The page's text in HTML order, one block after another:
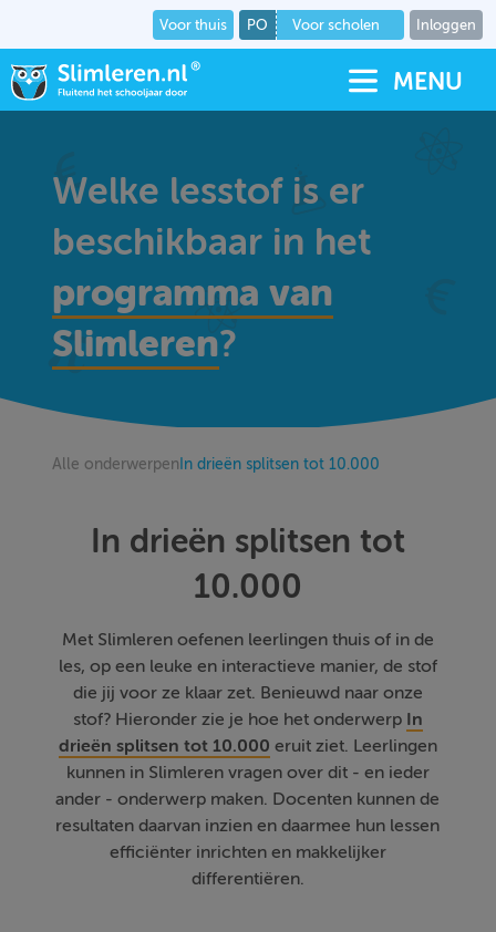
Voor thuis PO Voor scholen Inloggen
MENU
Welke lesstof is er
beschikbaar in het
programma van
Slimleren?
Alle onderwerpen In drieën splitsen tot 10.000
In drieën splitsen tot
10.000
Met Slimleren oefenen leerlingen thuis of in de
les, op een leuke en interactieve manier, de stof
die jij voor ze klaar zet. Benieuwd naar onze
stof? Hieronder zie je hoe het onderwerp In
drieën splitsen tot 10.000 eruit ziet. Leerlingen
kunnen in Slimleren vragen over dit - en ieder
ander - onderwerp maken. Docenten kunnen de
resultaten daarvan inzien en daarmee hun lessen
efficiënter inrichten en makkelijker
differentiëren.